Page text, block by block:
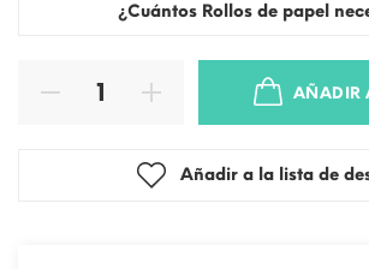
¿Cuántos Rollos de papel
AÑADIR
Añadir a la lista de